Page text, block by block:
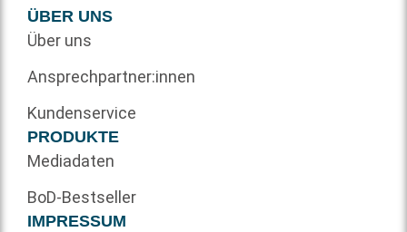
ÜBER UNS
Über uns
Ansprechpartner:innen
Kundenservice
PRODUKTE
Mediadaten
BoD-Bestseller
IMPRESSUM